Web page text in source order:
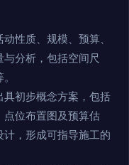
性质、规模、预算、
分析，包括空间尺
初步概念方案，包括
点位布置图及预算估
，形成可指导施工的